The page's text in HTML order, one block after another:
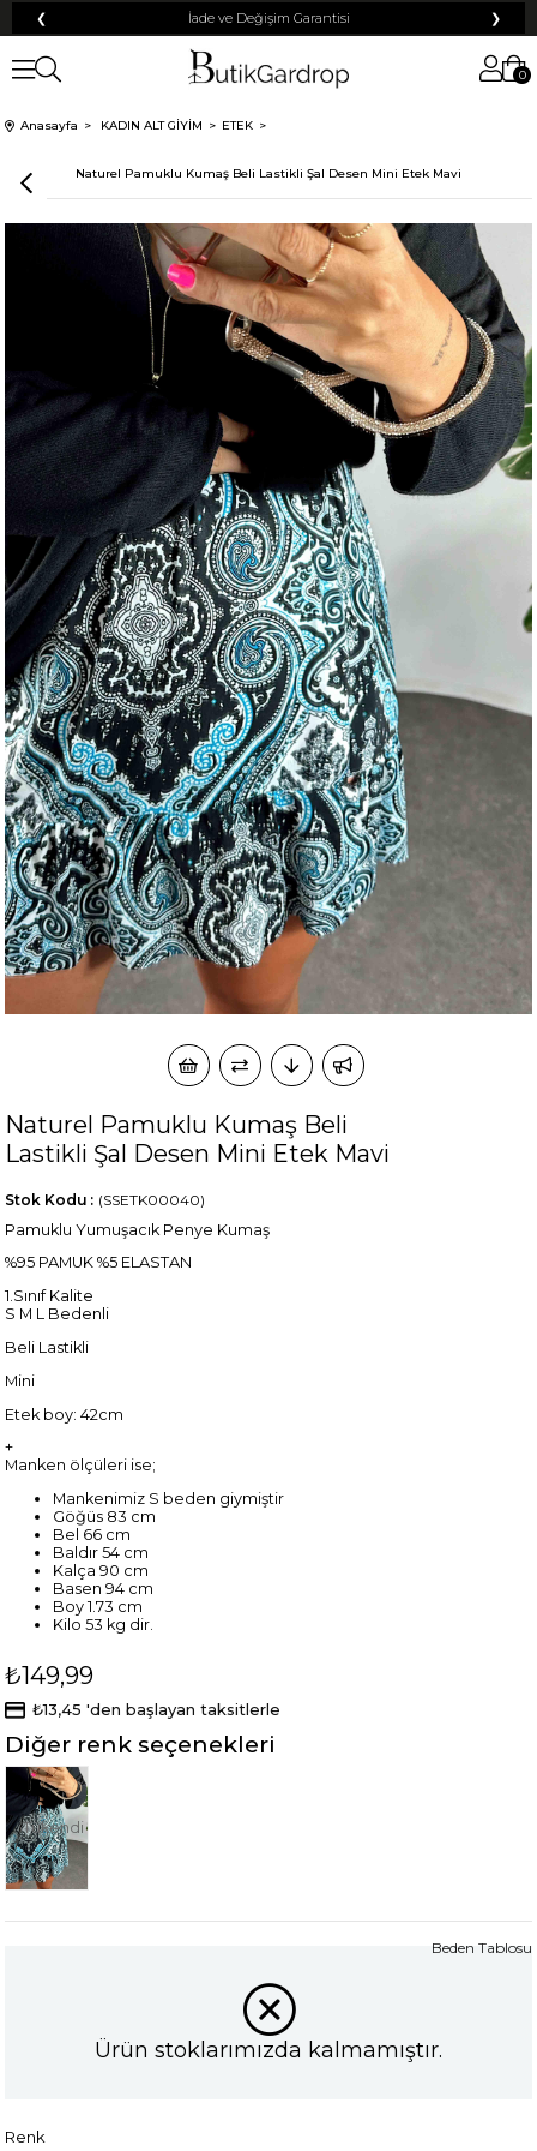
❮ İade ve Değişim Garantisi ❯
0
Anasayfa KADIN ALT GİYİM ETEK
Naturel Pamuklu Kumaş Beli Lastikli Şal Desen Mini Etek Mavi
Naturel Pamuklu Kumaş Beli
Lastikli Şal Desen Mini Etek Mavi
(SSETK00040)
Stok Kodu
Pamuklu Yumuşacık Penye Kumaş
%95 PAMUK %5 ELASTAN
1.Sınıf Kalite
S M L Bedenli
Beli Lastikli
Mini
Etek boy: 42cm
+
Manken ölçüleri ise;
Mankenimiz S beden giymiştir
Göğüs 83 cm
Bel 66 cm
Baldır 54 cm
Kalça 90 cm
Basen 94 cm
Boy 1.73 cm
Kilo 53 kg dir.
₺149,99
₺13,45 'den başlayan taksitlerle
Diğer renk seçenekleri
Tükendi
Ürün stoklarımızda kalmamıştır.
Renk
Beden Tablosu